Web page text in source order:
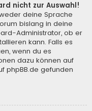
nicht zur Auswahl!
deine Sprache
bislang in deine
Administrator, ob er
kann. Falls es
wenn du es
dazu können auf
phpBB.de gefunden